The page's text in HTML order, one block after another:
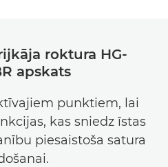
roktura HG-
apskats
punktiem, lai
kas sniedz īstas
piesaistoša satura